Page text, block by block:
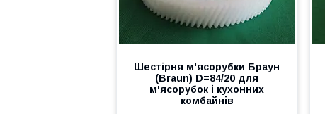
Шестірня м'ясорубки Браун
(Braun) D=84/20 для
м'ясорубок і кухонних
комбайнів